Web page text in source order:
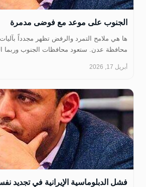
‏الجنوب على موعد مع فوضى مدمرة
ها هي ملامح التمرد والرفض تظهر مجدداً
محافظة عدن. ستعود محافظات الجنوب
أبريل 17, 2026
فشل الدبلوماسية الإيرانية في تجديد